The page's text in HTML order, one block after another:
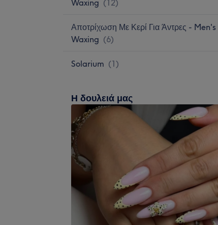
Waxing (12)
Αποτρίχωση Με Κερί Για Άντρες - Men's
Waxing (6)
Solarium (1)
Η δουλειά μας